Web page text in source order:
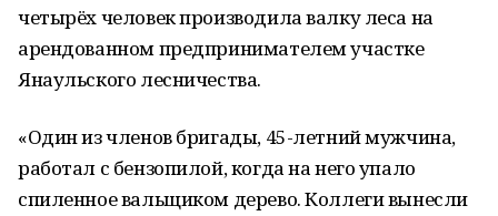
четырёх человек производила валку леса на
арендованном предпринимателем участке
Янаульского лесничества.
«Один из членов бригады, 45-летний мужчина,
работал с бензопилой, когда на него упало
спиленное вальщиком дерево. Коллеги вынесли